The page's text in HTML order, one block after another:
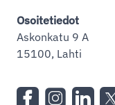
Osoitetiedot
Askonkatu 9 A
15100, Lahti